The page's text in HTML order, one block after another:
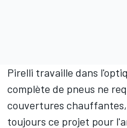
Pirelli travaille dans
complète de pneus ne
couvertures chauffantes,
toujours ce projet pour